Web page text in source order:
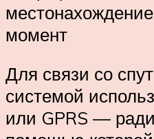
момент
Для связи со
системой
или GPRS —